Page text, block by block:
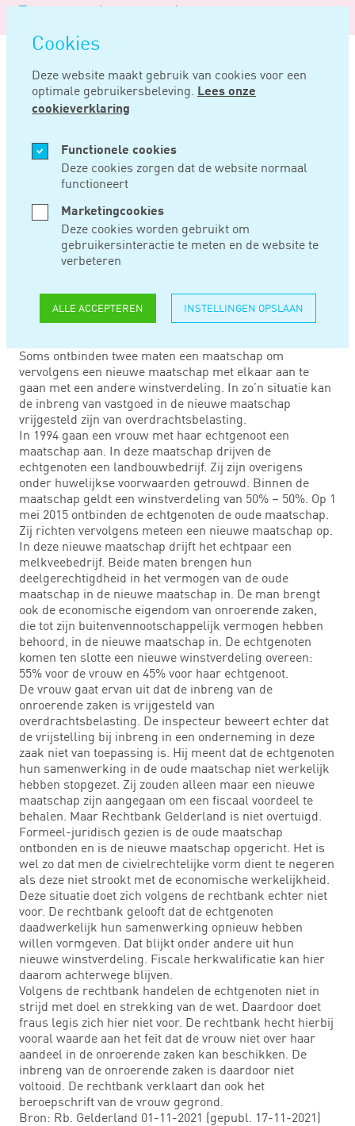
overslaan
Cookies
Deze website maakt gebruik van cookies voor een
optimale gebruikersbeleving. Lees onze
cookieverklaring
Functionele cookies
Deze cookies zorgen dat de website normaal
functioneert
Marketingcookies
Deze cookies worden gebruikt om
gebruikersinteractie te meten en de website te
verbeteren
ALLE ACCEPTEREN INSTELLINGEN OPSLAAN
Logo
Noord
Negentig
Home Nieuws
DEC 02, 2021
GEWIJZIGDE
WINSTVERDELING
WIJST OP NIEUWE
MAATSCHAP
Soms ontbinden twee maten een maatschap om
vervolgens een nieuwe maatschap met elkaar aan te
gaan met een andere winstverdeling. In zo’n situatie kan
de inbreng van vastgoed in de nieuwe maatschap
vrijgesteld zijn van overdrachtsbelasting.
In 1994 gaan een vrouw met haar echtgenoot een
maatschap aan. In deze maatschap drijven de
echtgenoten een landbouwbedrijf. Zij zijn overigens
onder huwelijkse voorwaarden getrouwd. Binnen de
maatschap geldt een winstverdeling van 50% – 50%. Op 1
mei 2015 ontbinden de echtgenoten de oude maatschap.
Zij richten vervolgens meteen een nieuwe maatschap op.
In deze nieuwe maatschap drijft het echtpaar een
melkveebedrijf. Beide maten brengen hun
deelgerechtigdheid in het vermogen van de oude
maatschap in de nieuwe maatschap in. De man brengt
ook de economische eigendom van onroerende zaken,
die tot zijn buitenvennootschappelijk vermogen hebben
behoord, in de nieuwe maatschap in. De echtgenoten
komen ten slotte een nieuwe winstverdeling overeen:
55% voor de vrouw en 45% voor haar echtgenoot.
De vrouw gaat ervan uit dat de inbreng van de
onroerende zaken is vrijgesteld van
overdrachtsbelasting. De inspecteur beweert echter dat
de vrijstelling bij inbreng in een onderneming in deze
zaak niet van toepassing is. Hij meent dat de echtgenoten
hun samenwerking in de oude maatschap niet werkelijk
hebben stopgezet. Zij zouden alleen maar een nieuwe
maatschap zijn aangegaan om een fiscaal voordeel te
behalen. Maar Rechtbank Gelderland is niet overtuigd.
Formeel-juridisch gezien is de oude maatschap
ontbonden en is de nieuwe maatschap opgericht. Het is
wel zo dat men de civielrechtelijke vorm dient te negeren
als deze niet strookt met de economische werkelijkheid.
Deze situatie doet zich volgens de rechtbank echter niet
voor. De rechtbank gelooft dat de echtgenoten
daadwerkelijk hun samenwerking opnieuw hebben
willen vormgeven. Dat blijkt onder andere uit hun
nieuwe winstverdeling. Fiscale herkwalificatie kan hier
daarom achterwege blijven.
Volgens de rechtbank handelen de echtgenoten niet in
strijd met doel en strekking van de wet. Daardoor doet
fraus legis zich hier niet voor. De rechtbank hecht hierbij
vooral waarde aan het feit dat de vrouw niet over haar
aandeel in de onroerende zaken kan beschikken. De
inbreng van de onroerende zaken is daardoor niet
voltooid. De rechtbank verklaart dan ook het
beroepschrift van de vrouw gegrond.
Bron: Rb. Gelderland 01-11-2021 (gepubl. 17-11-2021)